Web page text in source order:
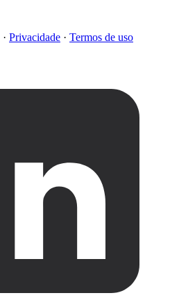
· Privacidade · Termos de uso